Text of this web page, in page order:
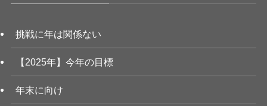
挑戦に年は関係ない
【2025年】今年の目標
年末に向け